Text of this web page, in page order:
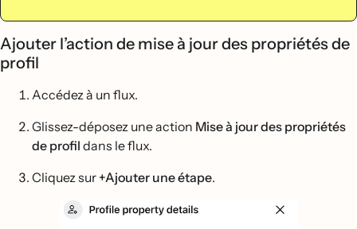
Ajouter l’action de mise à jour des propriétés de
profil
Accédez à un flux.
Glissez-déposez une action Mise à jour des propriétés
de profil dans le flux.
Cliquez sur +Ajouter une étape.